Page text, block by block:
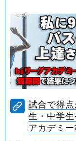
試合で得
生・中学
アカデミー